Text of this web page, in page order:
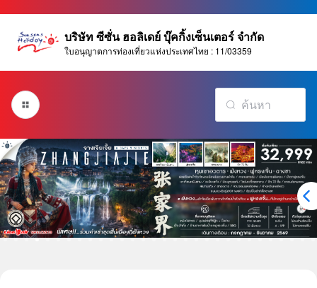
บริษัท ซีซั่น ฮอลิเดย์ บุ๊คกิ้งเซ็นเตอร์ จำกัด
ใบอนุญาตการท่องเที่ยวแห่งประเทศไทย : 11/03359